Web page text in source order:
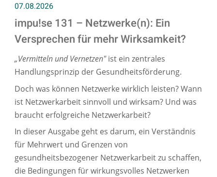
07.08.2026
impu!se 131 – Netzwerke(n): Ein
Versprechen für mehr Wirksamkeit?
„Vermitteln und Vernetzen"ist ein zentrales
Handlungsprinzip der Gesundheitsförderung.
Doch was können Netzwerke wirklich leisten? Wann
ist Netzwerkarbeit sinnvoll und wirksam? Und was
braucht erfolgreiche Netzwerkarbeit?
In dieser Ausgabe geht es darum, ein Verständnis
für Mehrwert und Grenzen von
gesundheitsbezogener Netzwerkarbeit zu schaffen,
die Bedingungen für wirkungsvolles Netzwerken